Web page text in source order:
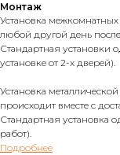
Монтаж
Установка
любой другой день
Стандартная установки
установке от 2-х дверей).
Установка
происходит вместе с
Стандартная установка
работ).
Подробнее